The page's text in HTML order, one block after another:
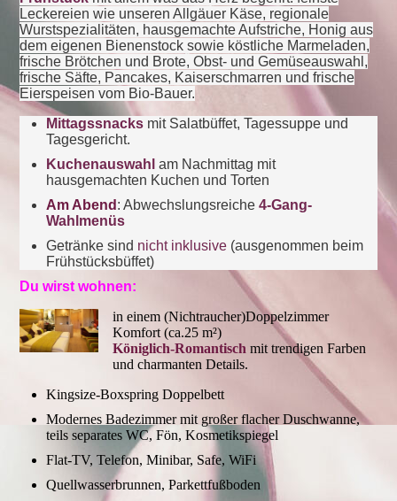
Leckereien wie unseren Allgäuer Käse, regionale
Wurstspezialitäten, hausgemachte Aufstriche, Honig aus
dem eigenen Bienenstock sowie köstliche Marmeladen,
frische Brötchen und Brote, Obst- und Gemüseauswahl,
frische Säfte, Pancakes, Kaiserschmarren und frische
Eierspeisen vom Bio-Bauer.
Mittagssnacks mit Salatbüffet, Tagessuppe und
Tagesgericht.
Kuchenauswahlam Nachmittag mit
hausgemachten Kuchen und Torten
Am Abend : Abwechslungsreiche 4-Gang-
Wahlmenüs
Getränke sind nicht inklusive (ausgenommen beim
Frühstücksbüffet)
Du wirst wohnen:
in einem (Nichtraucher)Doppelzimmer
Komfort (ca.25 m²)
Königlich-Romantisch mit trendigen Farben
und charmanten Details.
Kingsize-Boxspring Doppelbett
Modernes Badezimmer mit großer flacher Duschwanne,
teils separates WC, Fön, Kosmetikspiegel
Flat-TV, Telefon, Minibar, Safe, WiFi
Quellwasserbrunnen, Parkettfußboden